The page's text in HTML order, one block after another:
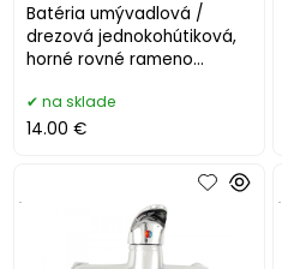
Batéria umývadlová /
drezová jednokohútiková,
horné rovné rameno
na sklade
14.00 €
. .